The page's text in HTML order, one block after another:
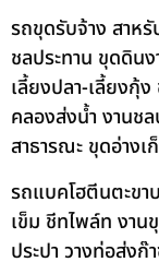
รถขุดรับจ้าง สาห
ชลประทาน ขุดดิน
เลี้ยงปลา-เลี้ยงกุ้
คลองส่งน้ำ งานช
สาธารณะ ขุดอ่างเ
รถแบคโฮตีนตะขา
เข็ม ชีทไพล์ท งาน
ประปา วางท่อส่งก๊